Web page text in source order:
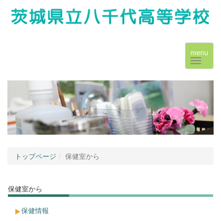
menu
トップページ 保健室から
保健室から
保健情報